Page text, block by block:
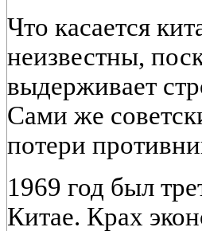
Что касается
неизвестны,
выдерживает
Сами же
потери
1969 год был
Китае. Крах